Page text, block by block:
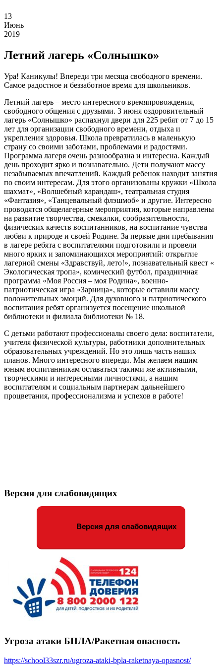
13
Июнь
2019
Летний лагерь «Солнышко»
Ура! Каникулы! Впереди три месяца свободного времени.
Самое радостное и беззаботное время для школьников.
Летний лагерь – место интересного времяпровождения,
свободного общения с друзьями. 3 июня оздоровительный
лагерь «Солнышко» распахнул двери для 225 ребят от 7 до 15
лет для организации свободного времени, отдыха и
укрепления здоровья. Школа превратилась в маленькую
страну со своими заботами, проблемами и радостями.
Программа лагеря очень разнообразна и интересна. Каждый
день проходит ярко и познавательно. Дети получают массу
незабываемых впечатлений. Каждый ребенок находит занятия
по своим интересам. Для этого организованы кружки «Школа
шахмат», «Волшебный карандаш», театральная студия
«Фантазия», «Танцевальный флэшмоб» и другие. Интересно
проводятся общелагерные мероприятия, которые направлены
на развитие творчества, смекалки, сообразительности,
физических качеств воспитанников, на воспитание чувства
любви к природе и своей Родине. За первые дни пребывания
в лагере ребята с воспитателями подготовили и провели
много ярких и запоминающихся мероприятий: открытие
лагерной смены «Здравствуй, лето!», познавательный квест «
Экологическая тропа», комический футбол, праздничная
программа «Моя Россия – моя Родина», военно-
патриотическая игра «Зарница», которые оставили массу
положительных эмоций. Для духовного и патриотического
воспитания ребят организуется посещение школьной
библиотеки и филиала библиотеки № 18.
С детьми работают профессионалы своего дела: воспитатели,
учителя физической культуры, работники дополнительных
образовательных учреждений. Но это лишь часть наших
планов. Много интересного впереди. Мы желаем нашим
юным воспитанникам оставаться такими же активными,
творческими и интересными личностями, а нашим
воспитателям и социальным партнерам дальнейшего
процветания, профессионализма и успехов в работе!
Версия для слабовидящих
Версия для слабовидящих
Угроза атаки БПЛА/Ракетная опасность
https://school33szr.ru/ugroza-ataki-bpla-raketnaya-opasnost/